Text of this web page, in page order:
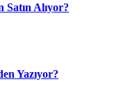
Alıyor?
Yazıyor?